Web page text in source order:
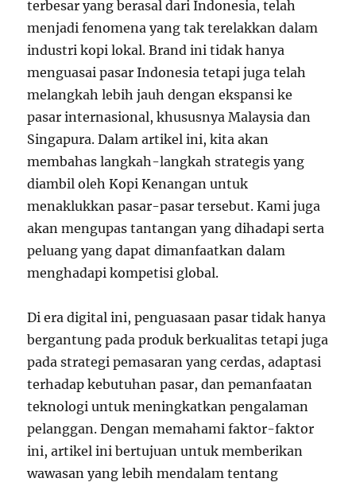
terbesar yang berasal dari Indonesia, telah
menjadi fenomena yang tak terelakkan dalam
industri kopi lokal. Brand ini tidak hanya
menguasai pasar Indonesia tetapi juga telah
melangkah lebih jauh dengan ekspansi ke
pasar internasional, khususnya Malaysia dan
Singapura. Dalam artikel ini, kita akan
membahas langkah-langkah strategis yang
diambil oleh Kopi Kenangan untuk
menaklukkan pasar-pasar tersebut. Kami juga
akan mengupas tantangan yang dihadapi serta
peluang yang dapat dimanfaatkan dalam
menghadapi kompetisi global.
Di era digital ini, penguasaan pasar tidak hanya
bergantung pada produk berkualitas tetapi juga
pada strategi pemasaran yang cerdas, adaptasi
terhadap kebutuhan pasar, dan pemanfaatan
teknologi untuk meningkatkan pengalaman
pelanggan. Dengan memahami faktor-faktor
ini, artikel ini bertujuan untuk memberikan
wawasan yang lebih mendalam tentang